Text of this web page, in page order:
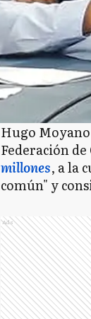
Hugo
Federación
millones, a la
común" y
Ads